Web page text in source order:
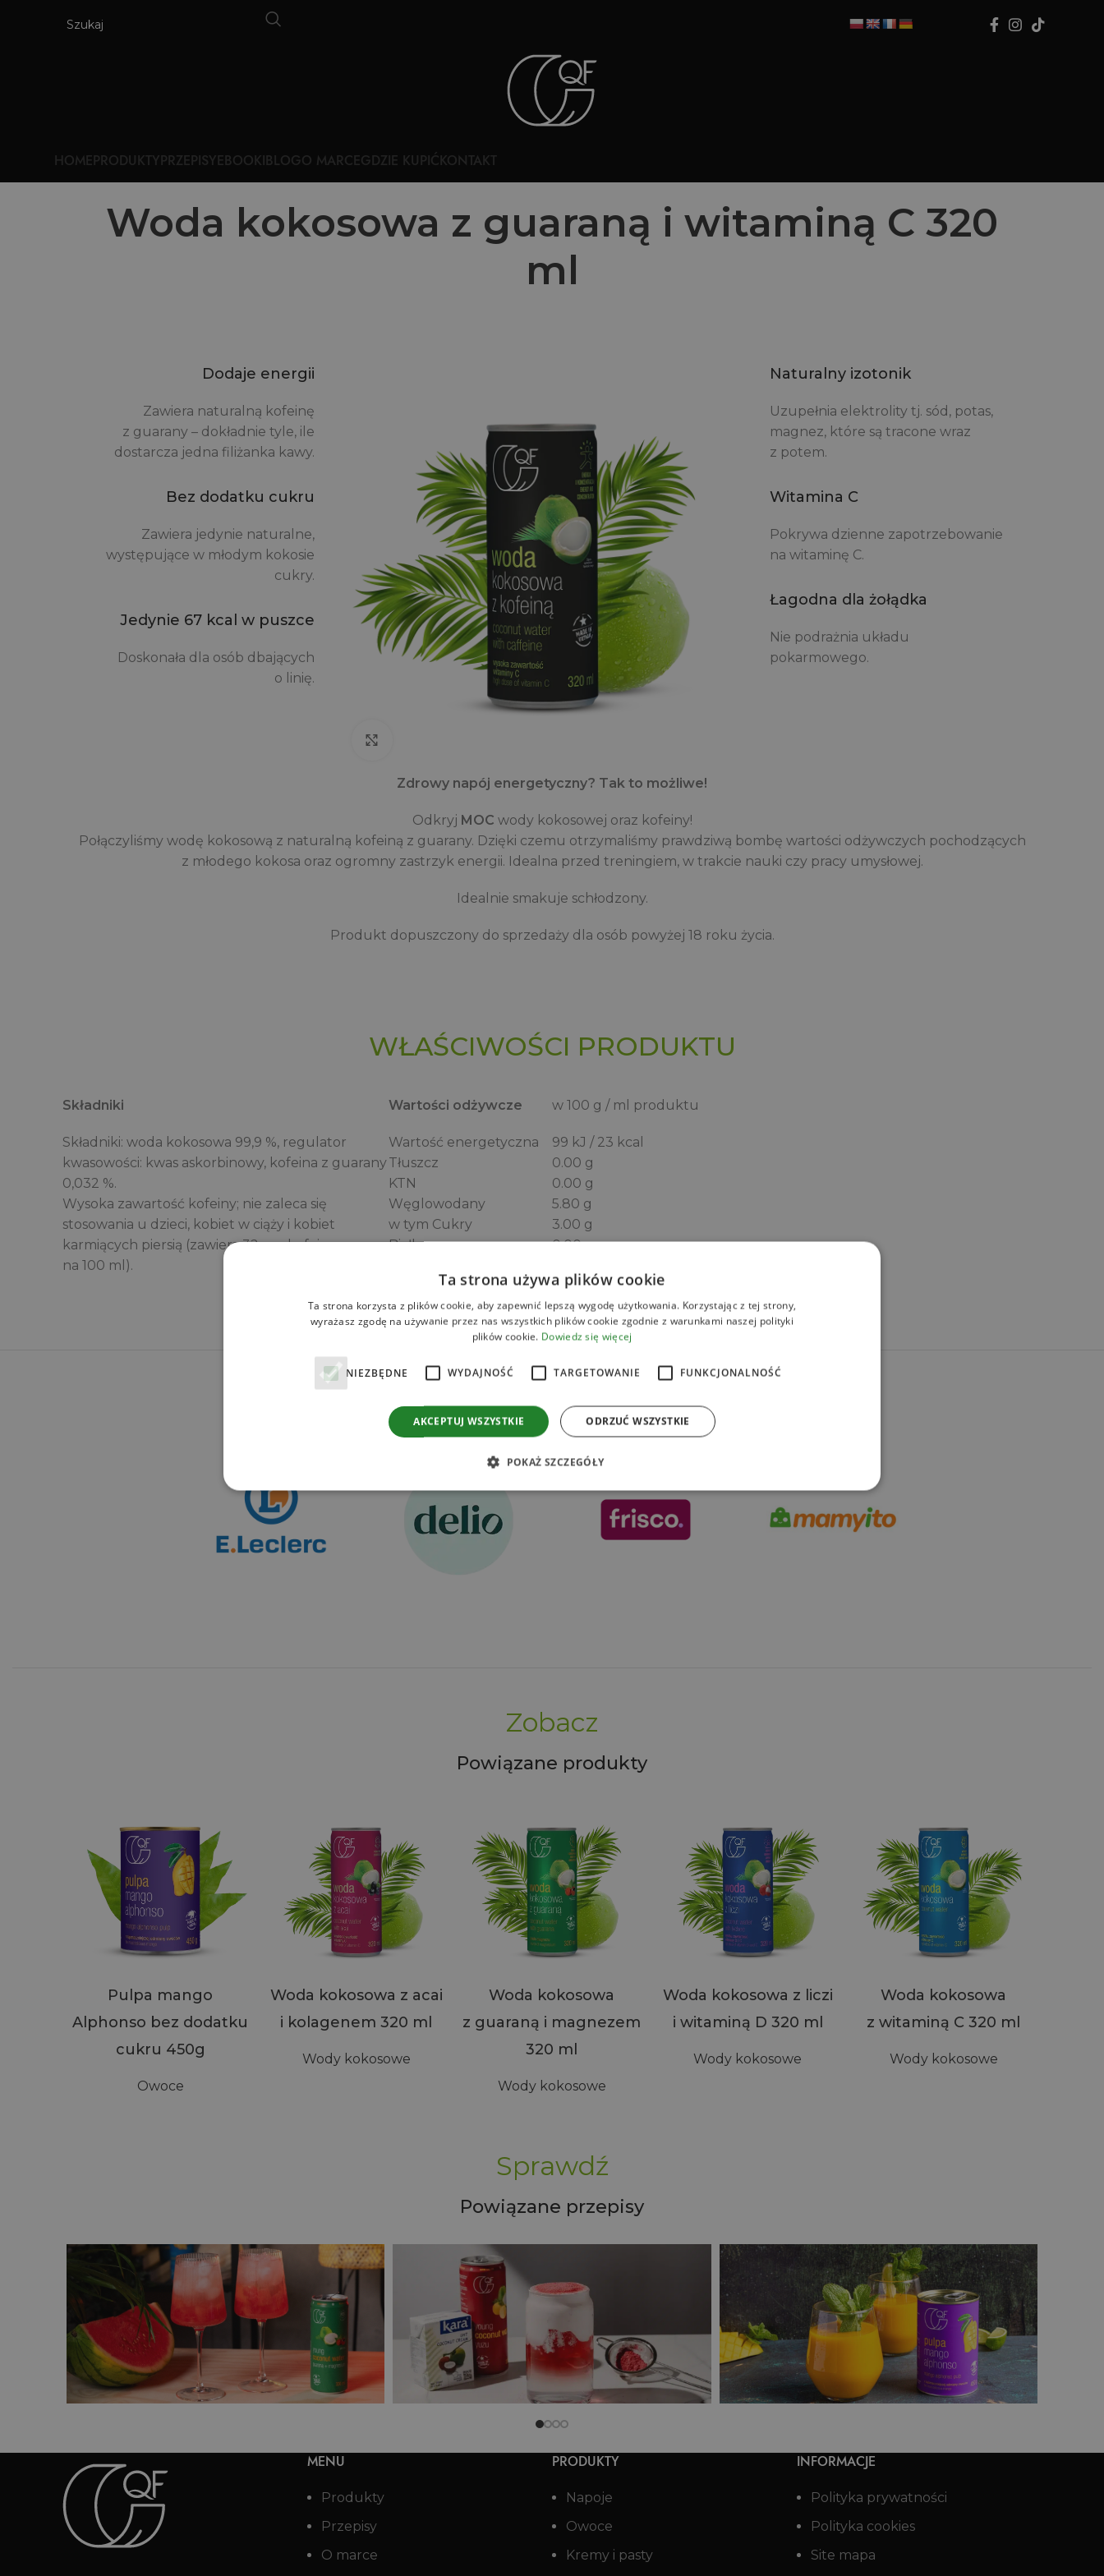
HOMEPRODUKTYPRZEPISYEBOOKIBLOGO MARCEGDZIE KUPIĆKONTAKT
Woda kokosowa z guaraną i witaminą C 320
ml
Dodaje energii
Zawiera naturalną kofeinę
z guarany – dokładnie tyle, ile
dostarcza jedna filiżanka kawy.
Bez dodatku cukru
Zawiera jedynie naturalne,
występujące w młodym kokosie
cukry.
Jedynie 67 kcal w puszce
Doskonała dla osób dbających
o linię.
Naturalny izotonik
Uzupełnia elektrolity tj. sód, potas,
magnez, które są tracone wraz
z potem.
Witamina C
Pokrywa dzienne zapotrzebowanie
na witaminę C.
Łagodna dla żołądka
Nie podrażnia układu
pokarmowego.
Zdrowy napój energetyczny? Tak to możliwe!
Odkryj MOC wody kokosowej oraz kofeiny!
Połączyliśmy wodę kokosową z naturalną kofeiną z guarany. Dzięki czemu otrzymaliśmy prawdziwą bombę wartości odżywczych pochodzących
z młodego kokosa oraz ogromny zastrzyk energii. Idealna przed treningiem, w trakcie nauki czy pracy umysłowej.
Idealnie smakuje schłodzony.
Produkt dopuszczony do sprzedaży dla osób powyżej 18 roku życia.
WŁAŚCIWOŚCI PRODUKTU
Składniki
Składniki: woda kokosowa 99,9 %, regulator
kwasowości: kwas askorbinowy, kofeina z guarany
0,032 %.
Wysoka zawartość kofeiny; nie zaleca się
stosowania u dzieci, kobiet w ciąży i kobiet
karmiących piersią (zawiera 32 mg kofeiny
na 100 ml).
Wartości odżywcze w 100 g / ml produktu
Wartość energetyczna
99 kJ / 23 kcal
Tłuszcz
0.00 g
KTN
0.00 g
Węglowodany
5.80 g
w tym Cukry
3.00 g
Białko
0.00 g
0.10 g
KTN – kwasy tłuszczowe nasycone
Zobacz
Powiązane produkty
Pulpa mango
Alphonso bez dodatku
cukru 450g
Owoce
Woda kokosowa z acai
i kolagenem 320 ml
Wody kokosowe
Woda kokosowa
z guaraną i magnezem
320 ml
Wody kokosowe
Woda kokosowa z liczi
i witaminą D 320 ml
Wody kokosowe
Woda kokosowa
z witaminą C 320 ml
Wody kokosowe
Sprawdź
Powiązane przepisy
MENU
Produkty
Przepisy
O marce
PRODUKTY
Napoje
Owoce
Kremy i pasty
INFORMACJE
Polityka prywatności
Polityka cookies
Site mapa
Ta strona używa plików cookie
Ta strona korzysta z plików cookie, aby zapewnić lepszą wygodę użytkowania. Korzystając z tej strony,
wyrażasz zgodę na używanie przez nas wszystkich plików cookie zgodnie z warunkami naszej polityki
plików cookie. Dowiedz się więcej
NIEZBĘDNE WYDAJNOŚĆ TARGETOWANIE FUNKCJONALNOŚĆ
AKCEPTUJ WSZYSTKIE ODRZUĆ WSZYSTKIE
POKAŻ SZCZEGÓŁY